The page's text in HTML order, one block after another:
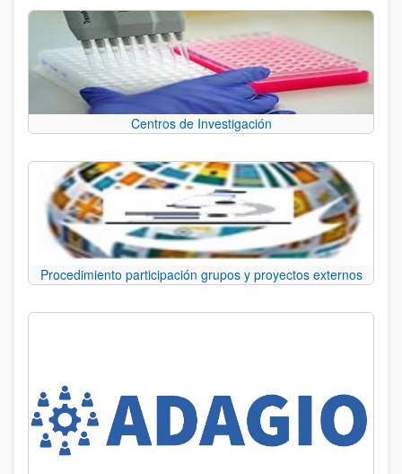
Centros de Investigación
Procedimiento participación grupos y proyectos externos